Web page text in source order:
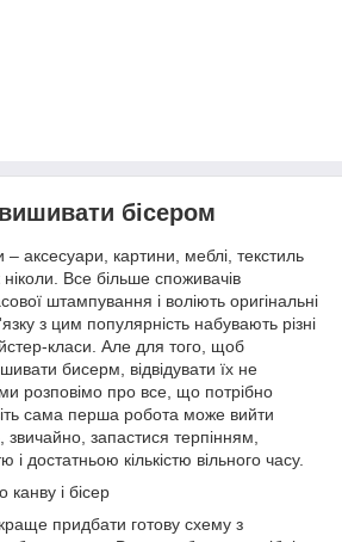
бісером
аксесуари, картини, меблі, текстиль
ніколи. Все більше споживачів
штампування і воліють оригінальні
з цим популярність набувають різні
класи. Але для того, щоб
бисерм, відвідувати їх не
ми розповімо про все, що потрібно
сама перша робота може вийти
запастися терпінням,
достатньою кількістю вільного часу.
і бісер
придбати готову схему з